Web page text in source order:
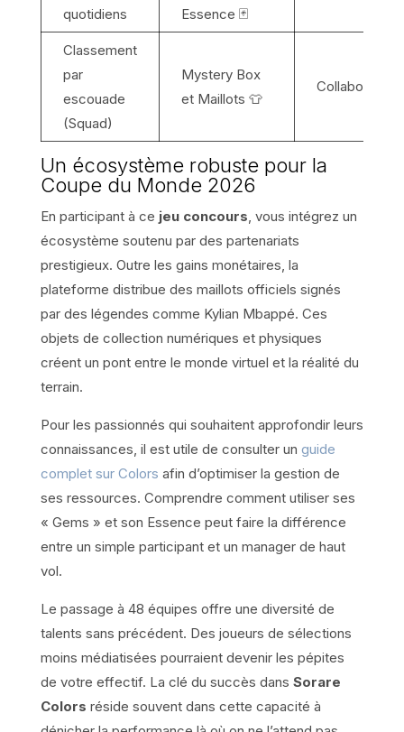
quotidiens
Essence 🃏
Classement
par
escouade
(Squad)
Mystery Box
et Maillots 👕
Collaboratif
Un écosystème robuste pour la
Coupe du Monde 2026
En participant à ce jeu concours, vous intégrez un
écosystème soutenu par des partenariats
prestigieux. Outre les gains monétaires, la
plateforme distribue des maillots officiels signés
par des légendes comme Kylian Mbappé. Ces
objets de collection numériques et physiques
créent un pont entre le monde virtuel et la réalité du
terrain.
Pour les passionnés qui souhaitent approfondir leurs
connaissances, il est utile de consulter un guide
complet sur Colors afin d’optimiser la gestion de
ses ressources. Comprendre comment utiliser ses
« Gems » et son Essence peut faire la différence
entre un simple participant et un manager de haut
vol.
Le passage à 48 équipes offre une diversité de
talents sans précédent. Des joueurs de sélections
moins médiatisées pourraient devenir les pépites
de votre effectif. La clé du succès dans Sorare
Colors réside souvent dans cette capacité à